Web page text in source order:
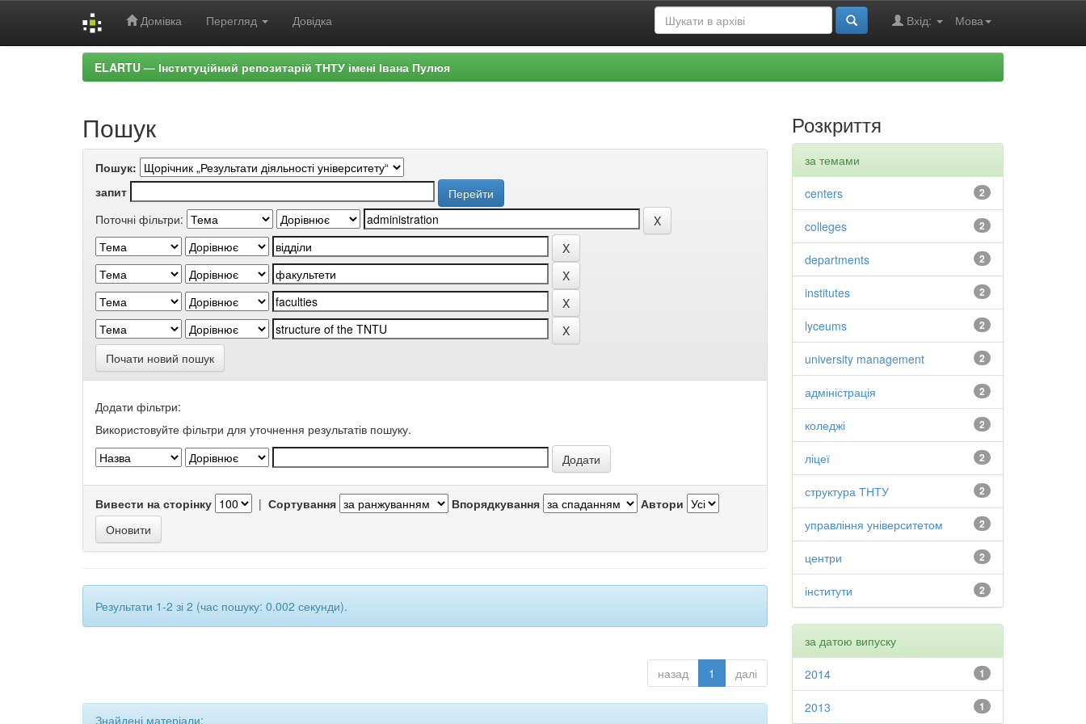
Домівка Перегляд Довідка Мова
Вхід:
ELARTU — Інституційний репозитарій ТНТУ імені Івана Пулюя
Пошук
Пошук:
запит
Поточні фільтри:
Почати новий пошук
Додати фільтри:
Використовуйте фільтри для уточнення результатів пошуку.
Вивести на сторінку | Сортування Впорядкування Автори
Результати 1-2 зі 2 (час пошуку: 0.002 секунди).
назад 1 далі
Знайдені матеріали:
Розкриття
за темами
2
centers
2
colleges
2
departments
2
institutes
2
lyceums
2
university management
2
адміністрація
2
коледжі
2
ліцеї
2
структура ТНТУ
2
управління університетом
2
центри
2
інститути
за датою випуску
1
2014
1
2013